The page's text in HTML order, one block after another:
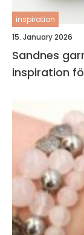
inspiration
15. January 2026
Sandnes
inspiration